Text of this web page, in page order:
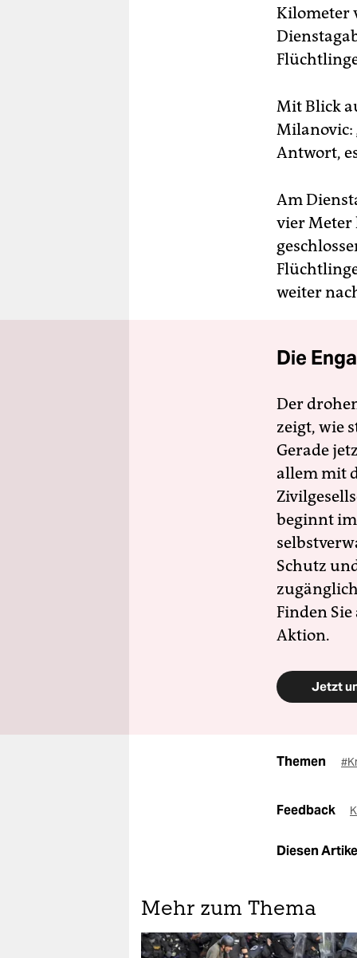
Kilometer
Mit Blick
Milanovic:
Antwort,
Am
vier Meter
weiter
Die
Der
zeigt, wie
Gerade
allem mit
beginnt
Schutz
Finden
Aktion.
Jetzt
Themen
Feedback
Diesen
Mehr zum Thema